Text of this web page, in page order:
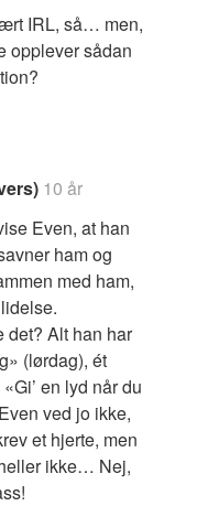
IRL, så… men,
opplever sådan
10 år
Even, at han
ham og
med ham,
det? Alt han har
(lørdag), ét
en lyd når du
ved jo ikke,
et hjerte, men
ikke… Nej,